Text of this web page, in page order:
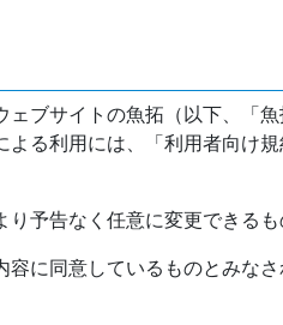
ェブサイトの魚拓（以下、「
る利用には、「利用者向け
予告なく任意に変更できるも
に同意しているものとみなさ